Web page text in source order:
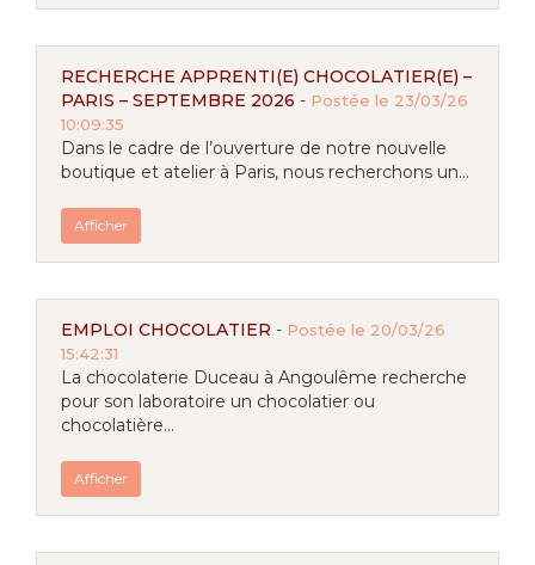
RECHERCHE APPRENTI(E) CHOCOLATIER(E) –
PARIS – SEPTEMBRE 2026 - Postée le 23/03/26
10:09:35
Dans le cadre de l’ouverture de notre nouvelle
boutique et atelier à Paris, nous recherchons un...
Afficher
EMPLOI CHOCOLATIER - Postée le 20/03/26
15:42:31
La chocolaterie Duceau à Angoulême recherche
pour son laboratoire un chocolatier ou
chocolatière...
Afficher